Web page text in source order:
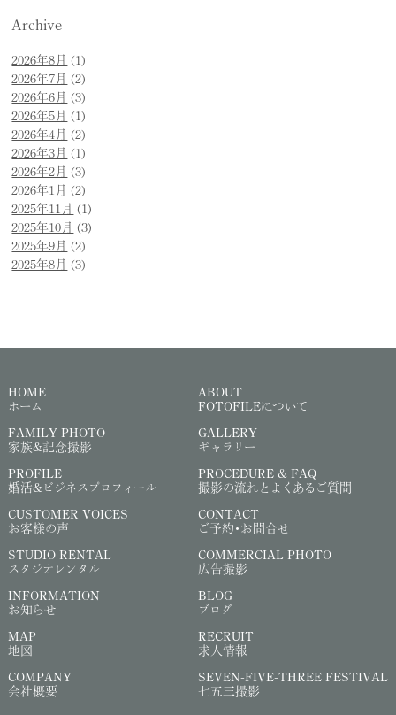
Archive
2026年8月 (1)
2026年7月 (2)
2026年6月 (3)
2026年5月 (1)
2026年4月 (2)
2026年3月 (1)
2026年2月 (3)
2026年1月 (2)
2025年11月 (1)
2025年10月 (3)
2025年9月 (2)
2025年8月 (3)
HOME
ホーム
ABOUT
FOTOFILEについて
FAMILY PHOTO
家族&記念撮影
GALLERY
ギャラリー
PROFILE
婚活&ビジネスプロフィール
PROCEDURE & FAQ
撮影の流れとよくあるご質問
CUSTOMER VOICES
お客様の声
CONTACT
ご予約・お問合せ
STUDIO RENTAL
スタジオレンタル
COMMERCIAL PHOTO
広告撮影
INFORMATION
お知らせ
BLOG
ブログ
MAP
地図
RECRUIT
求人情報
COMPANY
会社概要
SEVEN-FIVE-THREE FESTIVAL
七五三撮影